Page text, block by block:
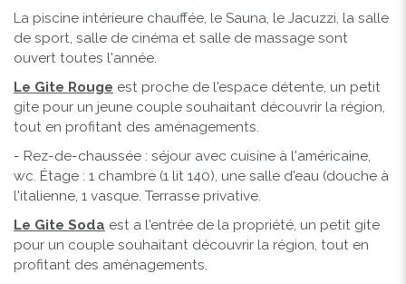
La piscine intérieure chauffée, le Sauna, le Jacuzzi, la salle
de sport, salle de cinéma et salle de massage sont
ouvert toutes l'année.
Le Gite Rouge est proche de l'espace détente, un petit
gite pour un jeune couple souhaitant découvrir la région,
tout en profitant des aménagements.
- Rez-de-chaussée : séjour avec cuisine à l'américaine,
wc. Étage : 1 chambre (1 lit 140), une salle d'eau (douche à
l'italienne, 1 vasque. Terrasse privative.
Le Gite Soda est a l'entrée de la propriété, un petit gite
pour un couple souhaitant découvrir la région, tout en
profitant des aménagements.